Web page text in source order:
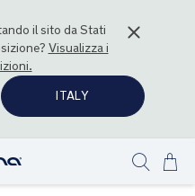
il sito daStati
Visualizza i
ITALY